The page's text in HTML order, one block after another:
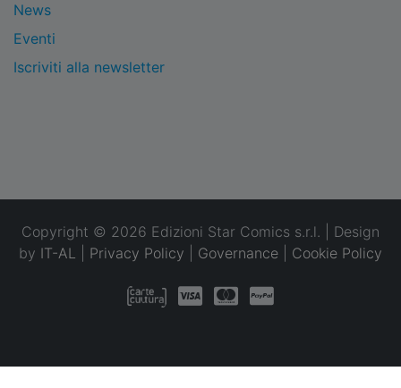
News
Eventi
Iscriviti alla newsletter
Copyright © 2026 Edizioni Star Comics s.r.l. | Design
by IT-AL Privacy Policy Governance Cookie Policy